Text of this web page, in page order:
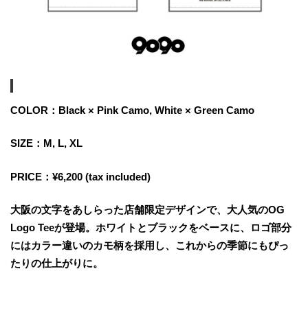
COLOR：Black × Pink Camo, White × Green Camo
SIZE：M, L, XL
PRICE：¥6,200 (tax included)
大阪の文字をあしらった店舗限定デザインで、大人気のOG
Logo Teeが登場。ホワイトとブラックをベースに、ロゴ部分
にはカラー違いのカモ柄を採用し、これからの季節にもぴっ
たりの仕上がりに。